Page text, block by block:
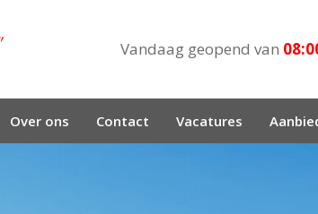
Vandaag geopend van
Over ons Contact Vacatures